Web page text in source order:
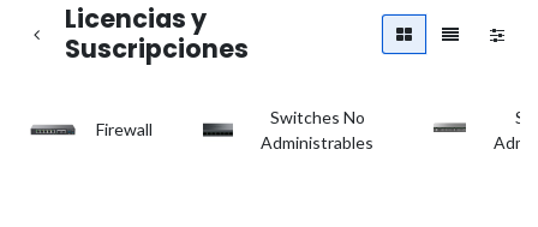
Licencias y
Suscripciones
Firewall
Switches No
Administrables